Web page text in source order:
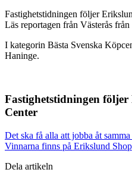
Fastighetstidningen följer
Läs reportagen från Västerås från
I kategorin Bästa Svenska
Haninge.
Fastighetstidningen
Center
Det ska få alla att jobba åt
Vinnarna finns på Erikslund
Dela artikeln